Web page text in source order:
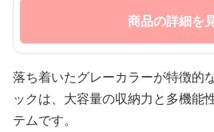
商品の詳細を
落ち着いたグレーカラーが特徴的
ックは、大容量の収納力と多機能
テムです。